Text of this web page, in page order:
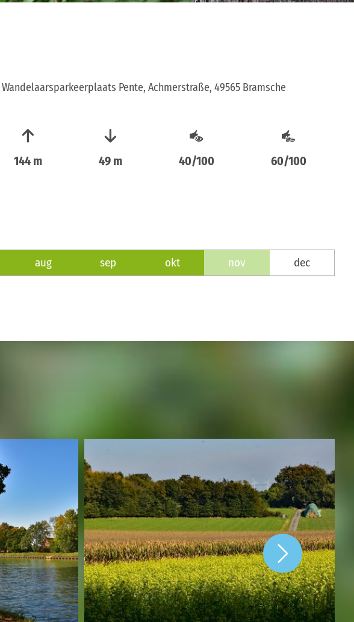
Wandelaarsparkeerplaats Pente, Achmerstraße, 49565 Bramsche
144 m 49 m 40/100 60/100
aug sep okt nov dec